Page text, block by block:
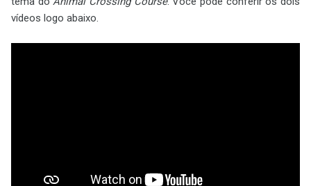
vídeos logo abaixo.